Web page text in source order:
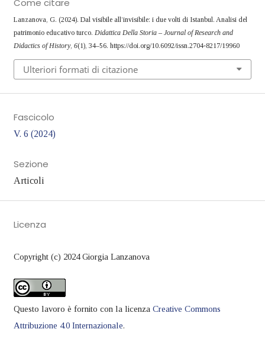
Come citare
Lanzanova, G. (2024). Dal visibile all’invisibile: i due volti di Istanbul. Analisi del
patrimonio educativo turco. Didattica Della Storia – Journal of Research and
Didactics of History, 6(1), 34–56. https://doi.org/10.6092/issn.2704-8217/19960
Ulteriori formati di citazione
Fascicolo
V. 6 (2024)
Sezione
Articoli
Licenza
Copyright (c) 2024 Giorgia Lanzanova
Questo lavoro è fornito con la licenza Creative Commons
Attribuzione 4.0 Internazionale.